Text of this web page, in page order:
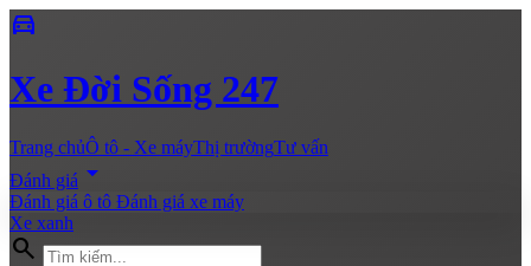
directions_car
Xe Đời Sống 247
Trang chủÔ tô - Xe máyThị trườngTư vấn
Đánh giá arrow_drop_down
Đánh giá ô tô Đánh giá xe máy
Xe xanh
search